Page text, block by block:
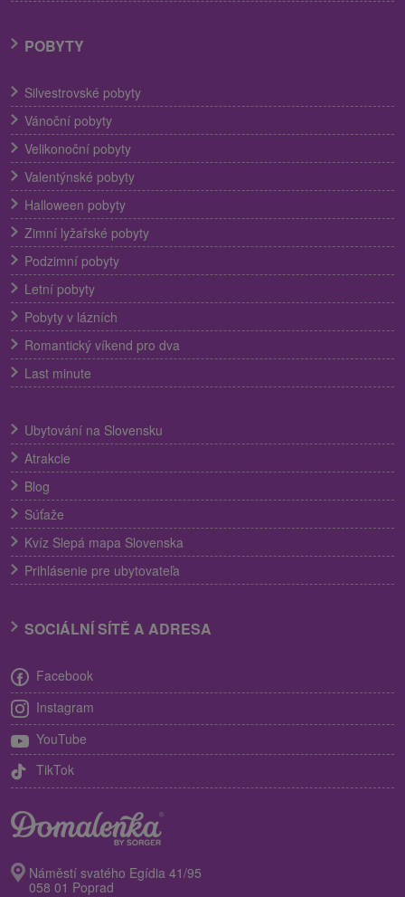
POBYTY
Silvestrovské pobyty
Vánoční pobyty
Velikonoční pobyty
Valentýnské pobyty
Halloween pobyty
Zimní lyžařské pobyty
Podzimní pobyty
Letní pobyty
Pobyty v lázních
Romantický víkend pro dva
Last minute
Ubytování na Slovensku
Atrakcie
Blog
Súťaže
Kvíz Slepá mapa Slovenska
Prihlásenie pre ubytovateľa
SOCIÁLNÍ SÍTĚ A ADRESA
Facebook
Instagram
YouTube
TikTok
Náměstí svatého Egídia 41/95
058 01 Poprad